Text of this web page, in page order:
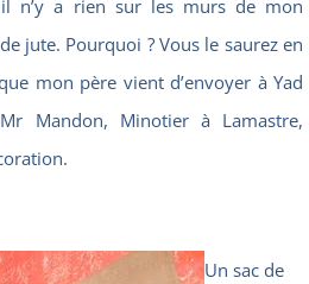
il n’y a rien sur les murs de mon
jute. Pourquoi ? Vous le saurez en
mon père vient d’envoyer à Yad
Mandon, Minotier à Lamastre,
Un sac de